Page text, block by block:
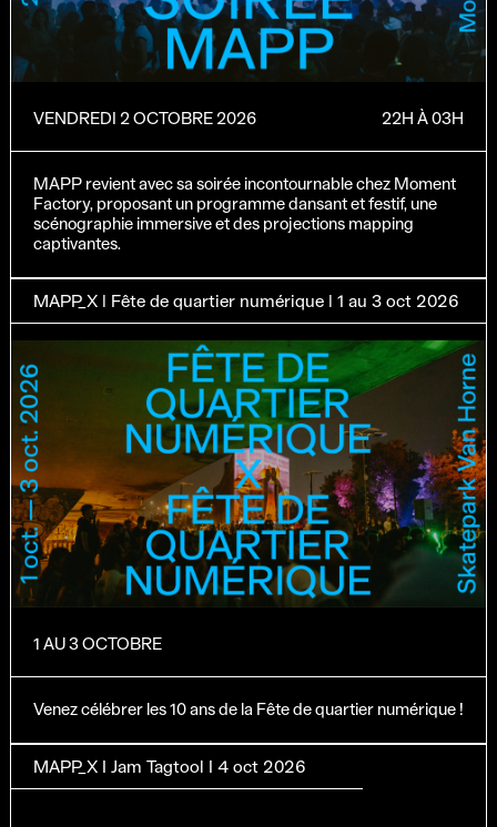
VENDREDI 2 OCTOBRE 2026 22H À 03H
MAPP revient avec sa soirée incontournable chez Moment
Factory, proposant un programme dansant et festif, une
scénographie immersive et des projections mapping
captivantes.
MAPP_X | Fête de quartier numérique | 1 au 3 oct 2026
1 AU 3 OCTOBRE
Venez célébrer les 10 ans de la Fête de quartier numérique !
MAPP_X I Jam Tagtool I 4 oct 2026